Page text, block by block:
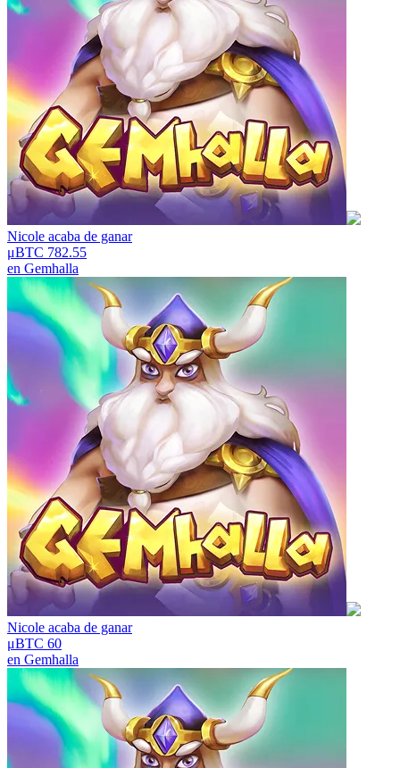
Nicole acaba de ganar
μBTC 782.55
en Gemhalla
Nicole acaba de ganar
μBTC 60
en Gemhalla